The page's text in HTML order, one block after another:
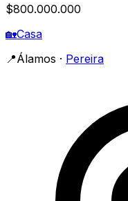
$800.000.000
🏡Casa
📍Álamos · Pereira